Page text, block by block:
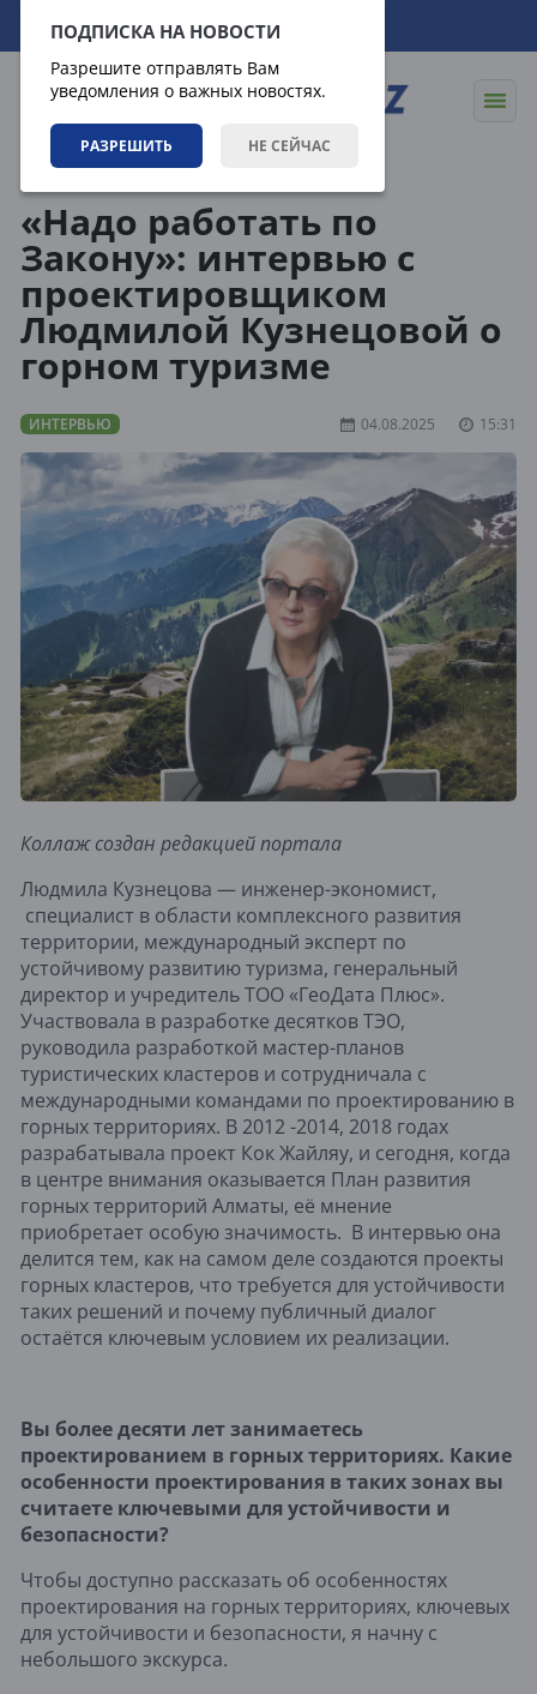
ПОДПИСКА НА НОВОСТИ
Разрешите отправлять Вам
уведомления о важных новостях.
РАЗРЕШИТЬ НЕ СЕЙЧАС
08.08.2026 12:44:53
«Надо работать по
Закону»: интервью с
проектировщиком
Людмилой Кузнецовой о
горном туризме
ИНТЕРВЬЮ 04.08.2025 15:31
Коллаж создан редакцией портала
Людмила Кузнецова — инженер-экономист,
специалист в области комплексного развития
территории, международный эксперт по
устойчивому развитию туризма, генеральный
директор и учредитель ТОО «ГеоДата Плюс».
Участвовала в разработке десятков ТЭО,
руководила разработкой мастер-планов
туристических кластеров и сотрудничала с
международными командами по проектированию в
горных территориях. В 2012 -2014, 2018 годах
разрабатывала проект Кок Жайляу, и сегодня, когда
в центре внимания оказывается План развития
горных территорий Алматы, её мнение
приобретает особую значимость. В интервью она
делится тем, как на самом деле создаются проекты
горных кластеров, что требуется для устойчивости
таких решений и почему публичный диалог
остаётся ключевым условием их реализации.
Вы более десяти лет занимаетесь
проектированием в горных территориях. Какие
особенности проектирования в таких зонах вы
считаете ключевыми для устойчивости и
безопасности?
Чтобы доступно рассказать об особенностях
проектирования на горных территориях, ключевых
для устойчивости и безопасности, я начну с
небольшого экскурса.